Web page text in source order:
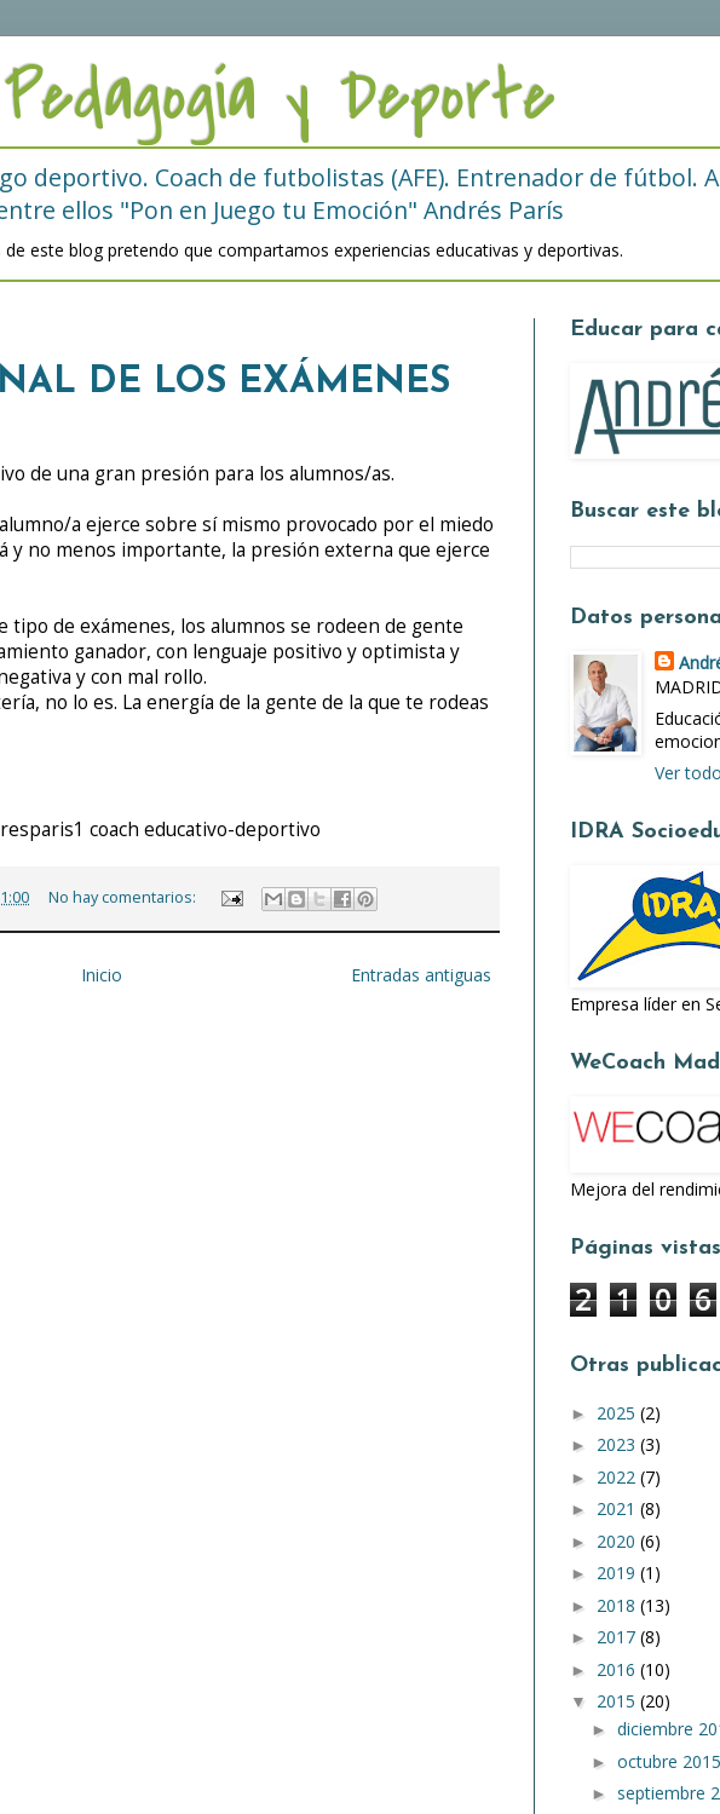
Pedagogía y Deporte
deportivo. Coach de futbolistas (AFE). Entrenador de fútbol.
ellos "Pon en Juego tu Emoción" Andrés París
de este blog pretendo que compartamos experiencias educativas y deportivas.
DE LOS EXÁMENES
de una gran presión para los alumnos/as.
a ejerce sobre sí mismo provocado por el miedo
y no menos importante, la presión externa que ejerce
tipo de exámenes, los alumnos se rodeen de gente
ganador, con lenguaje positivo y optimista y
y con mal rollo.
no lo es. La energía de la gente de la que te rodeas
coach educativo-deportivo
No hay comentarios:
Entradas antiguas
Inicio
Educar para
Buscar este
Datos
Ver
IDRA
Empresa líder en
WeCoach
Mejora del
Páginas vistas
2 1 0 6
Otras
► 2025 (2)
► 2023 (3)
► 2022 (7)
► 2021 (8)
► 2020 (6)
► 2019 (1)
► 2018 (13)
► 2017 (8)
► 2016 (10)
▼ 2015 (20)
► diciembre
► octubre 2015
► septiembre